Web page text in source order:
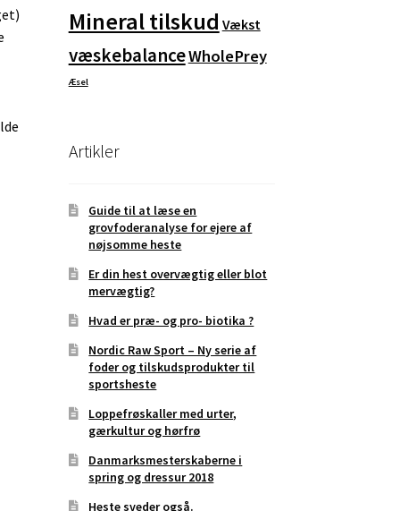
Mineral tilskud Vækst
væskebalanceWholePrey
Æsel
Artikler
Guide til at læse en
grovfoderanalyse for ejere af
nøjsomme heste
Er din hest overvægtig eller blot
mervægtig?
Hvad er præ- og pro- biotika ?
Nordic Raw Sport – Ny serie af
foder og tilskudsprodukter til
sportsheste
Loppefrøskaller med urter,
gærkultur og hørfrø
Danmarksmesterskaberne i
spring og dressur 2018
Heste sveder også.